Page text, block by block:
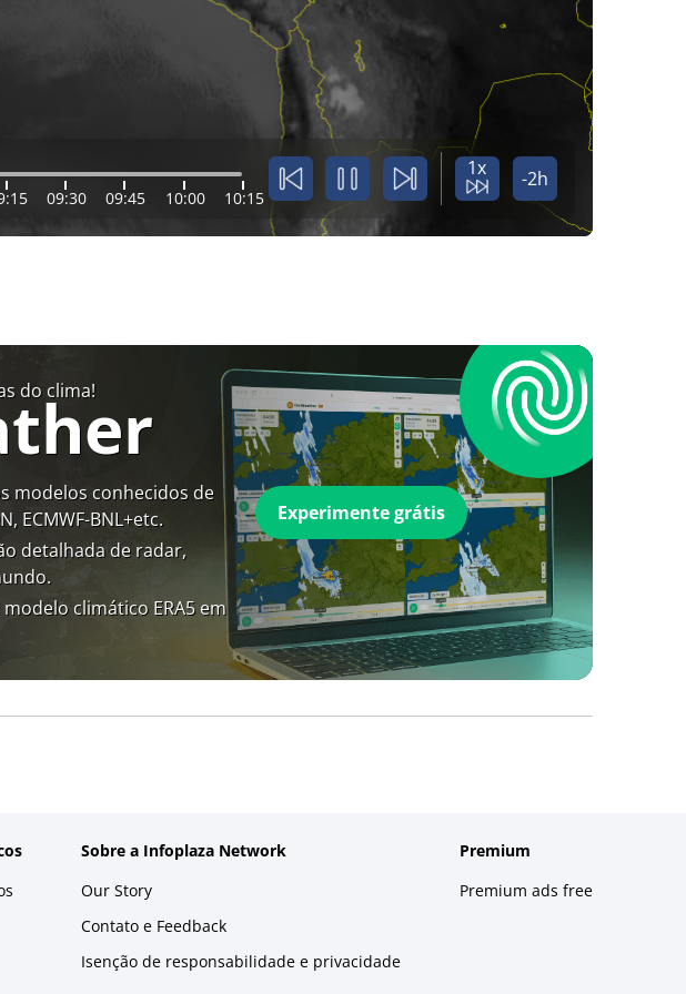
09:30 09:45 10:00 10:15
1x -2h
do clima!
modelos conhecidos de
ECMWF-BNL+etc.
detalhada de radar,
climático ERA5 em
Experimente grátis
Sobre a Infoplaza Network
Our Story
Contato e Feedback
Isenção de responsabilidade e privacidade
Premium
Premium ads free